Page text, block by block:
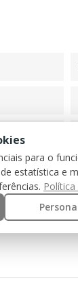
para o
estatística e